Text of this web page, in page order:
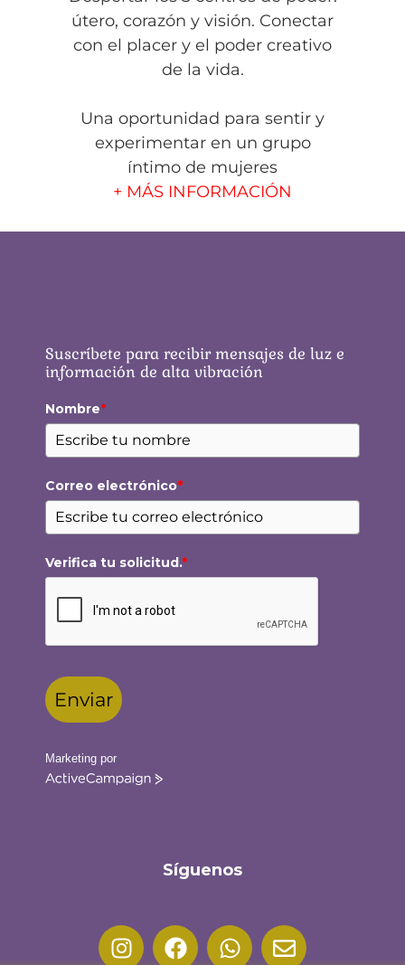
útero, corazón y visión. Conectar
con el placer y el poder creativo
de la vida.
Una oportunidad para sentir y
experimentar en un grupo
íntimo de mujeres
+ MÁS INFORMACIÓN
Suscríbete para recibir mensajes de luz e
información de alta vibración
Nombre*
Correo electrónico*
Verifica tu solicitud.*
Enviar
Marketing por
ActiveCampaign
Síguenos